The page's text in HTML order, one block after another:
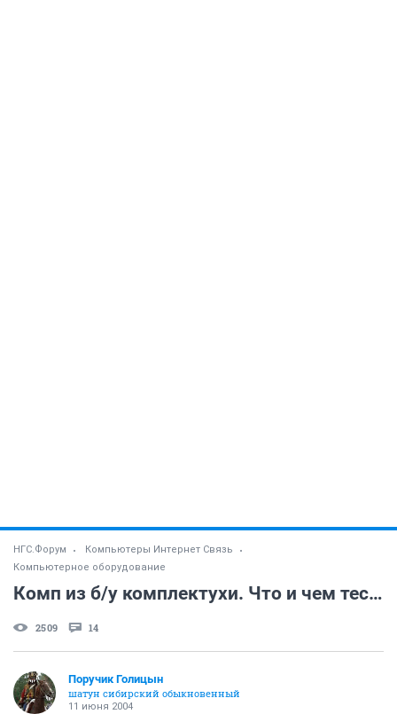
НГС.Форум
Компьютеры Интернет Связь
Компьютерное оборудование
Комп из б/у комплектухи. Что и чем тестить?
2509 14
Поручик Голицын
шатун сибирский обыкновенный
11 июня 2004